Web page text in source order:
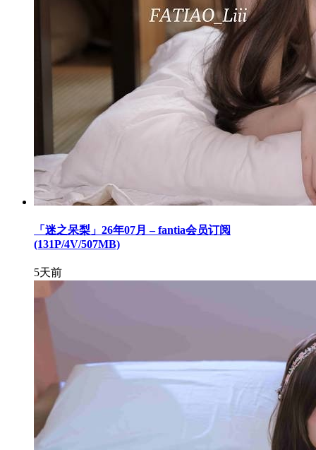
「迷之呆梨」26年07月 – fantia会员订阅
(131P/4V/507MB)
5天前